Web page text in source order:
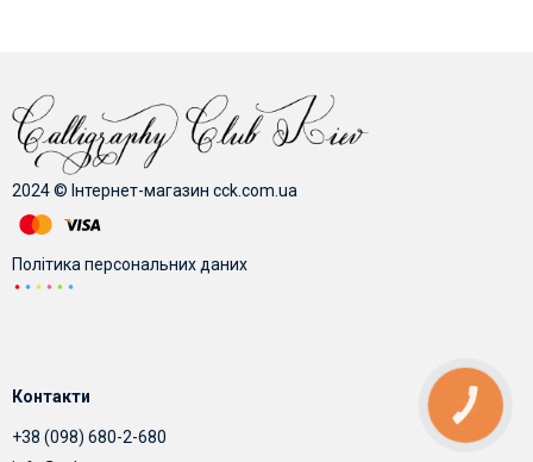
2024 © Інтернет-магазин cck.com.ua
Політика персональних даних
Контакти
+38 (098) 680-2-680
КНОПКА
ЗВ'ЯЗКУ